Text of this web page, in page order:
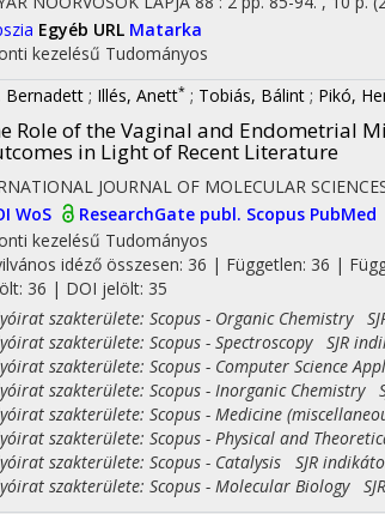
Egyéb URL Matarka
kezelésű Tudományos
Bernadett ; Illés, Anett* ; Tobiás, Bálint ; Pikó,
Role of the Vaginal and Endometrial
in Light of Recent Literature
JOURNAL OF MOLECULAR
WoS ResearchGate publ. Scopus PubMed
kezelésű Tudományos
idéző összesen: 36 | Független: 36 |
36 | DOI jelölt: 35
szakterülete: Scopus - Organic Chemistry
szakterülete: Scopus - Spectroscopy SJR
szakterülete: Scopus - Computer Science
szakterülete: Scopus - Inorganic Chemistry
szakterülete: Scopus - Medicine
szakterülete: Scopus - Physical and
szakterülete: Scopus - Catalysis SJR
szakterülete: Scopus - Molecular Biology